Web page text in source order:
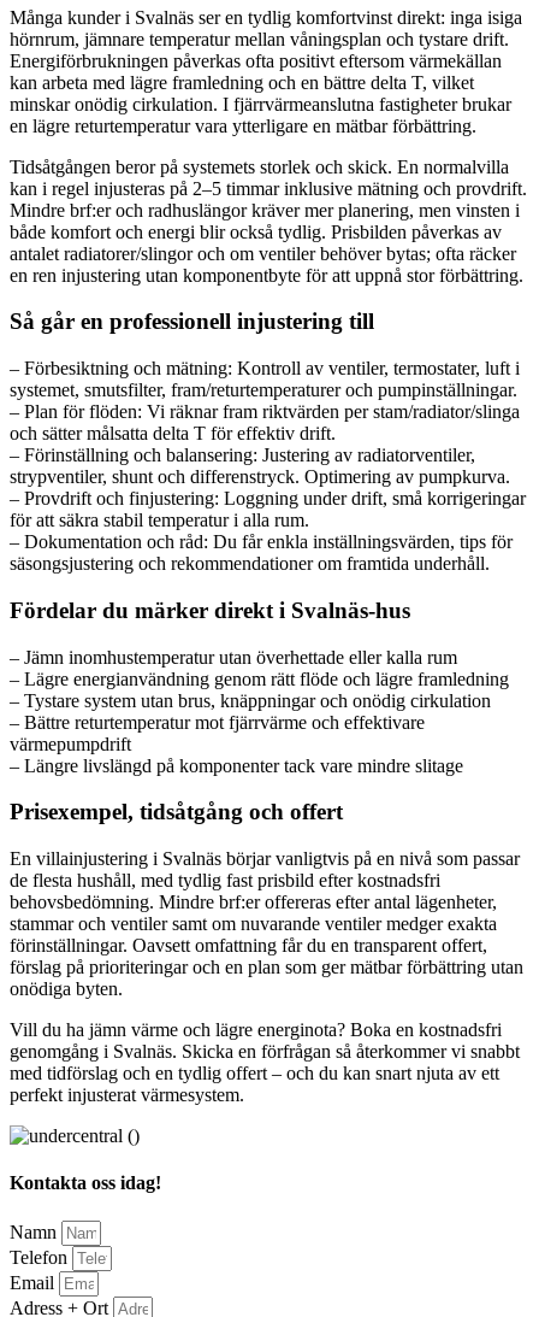
Många kunder i Svalnäs ser en tydlig komfortvinst direkt: inga isiga
hörnrum, jämnare temperatur mellan våningsplan och tystare drift.
Energiförbrukningen påverkas ofta positivt eftersom värmekällan
kan arbeta med lägre framledning och en bättre delta T, vilket
minskar onödig cirkulation. I fjärrvärmeanslutna fastigheter brukar
en lägre returtemperatur vara ytterligare en mätbar förbättring.
Tidsåtgången beror på systemets storlek och skick. En normalvilla
kan i regel injusteras på 2–5 timmar inklusive mätning och provdrift.
Mindre brf:er och radhuslängor kräver mer planering, men vinsten i
både komfort och energi blir också tydlig. Prisbilden påverkas av
antalet radiatorer/slingor och om ventiler behöver bytas; ofta räcker
en ren injustering utan komponentbyte för att uppnå stor förbättring.
Så går en professionell injustering till
– Förbesiktning och mätning: Kontroll av ventiler, termostater, luft i
systemet, smutsfilter, fram/returtemperaturer och pumpinställningar.
– Plan för flöden: Vi räknar fram riktvärden per stam/radiator/slinga
och sätter målsatta delta T för effektiv drift.
– Förinställning och balansering: Justering av radiatorventiler,
strypventiler, shunt och differenstryck. Optimering av pumpkurva.
– Provdrift och finjustering: Loggning under drift, små korrigeringar
för att säkra stabil temperatur i alla rum.
– Dokumentation och råd: Du får enkla inställningsvärden, tips för
säsongsjustering och rekommendationer om framtida underhåll.
Fördelar du märker direkt i Svalnäs-hus
– Jämn inomhustemperatur utan överhettade eller kalla rum
– Lägre energianvändning genom rätt flöde och lägre framledning
– Tystare system utan brus, knäppningar och onödig cirkulation
– Bättre returtemperatur mot fjärrvärme och effektivare
värmepumpdrift
– Längre livslängd på komponenter tack vare mindre slitage
Prisexempel, tidsåtgång och offert
En villainjustering i Svalnäs börjar vanligtvis på en nivå som passar
de flesta hushåll, med tydlig fast prisbild efter kostnadsfri
behovsbedömning. Mindre brf:er offereras efter antal lägenheter,
stammar och ventiler samt om nuvarande ventiler medger exakta
förinställningar. Oavsett omfattning får du en transparent offert,
förslag på prioriteringar och en plan som ger mätbar förbättring utan
onödiga byten.
Vill du ha jämn värme och lägre energinota? Boka en kostnadsfri
genomgång i Svalnäs. Skicka en förfrågan så återkommer vi snabbt
med tidförslag och en tydlig offert – och du kan snart njuta av ett
perfekt injusterat värmesystem.
Kontakta oss idag!
Namn
Telefon
Email
Adress + Ort